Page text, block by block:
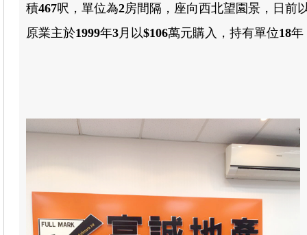
積467呎，單位為2房間隔，座向西北望園景 ， 日前
原業主於1999年3 月以$106萬元購入 ， 持有單位18年